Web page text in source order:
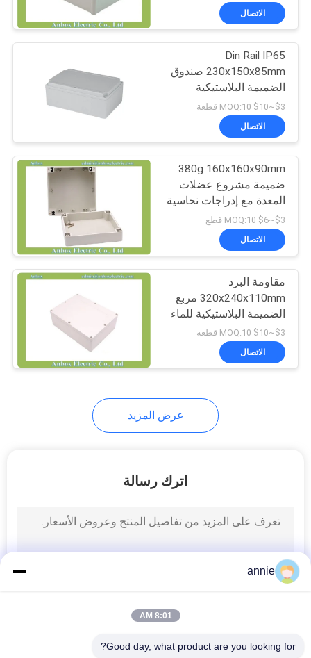
العبوات الإلكترونية
البلاستيكية
7
صندوق تقاطع معدني
مقاوم للماء
22
المبثوق
105
مقاطع تثبيت السكك
الحديدية الدين
الاتصال
Din Rail IP65
230x150x85mm صندوق
الضميمة البلاستيكية
المقاومة للماء
$3~$10 MOQ:10 قطعة
الاتصال
380g 160x160x90mm
ضميمة مشروع عضلات
المعدة مع إدراجات نحاسية
$3~$6 MOQ:10 قطع
الاتصال
مقاومة البرد
320x240x110mm مربع
الضميمة البلاستيكية للماء
$3~$10 MOQ:10 قطعة
الاتصال
عرض المزيد
اترك رسالة
annie
8:01 AM
Good day, what product are you looking for?